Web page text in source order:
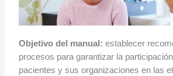
Objetivo del manual: establecer
procesos para garantizar la
pacientes y sus organizaciones en las